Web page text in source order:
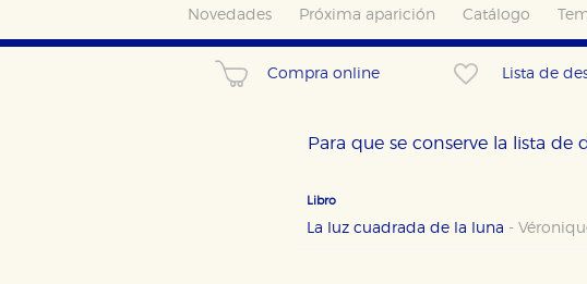
Novedades Próxima aparición Catálogo
Compra online Lista de
Para que se conserve la lista de
Libro
La luz cuadrada de la luna -